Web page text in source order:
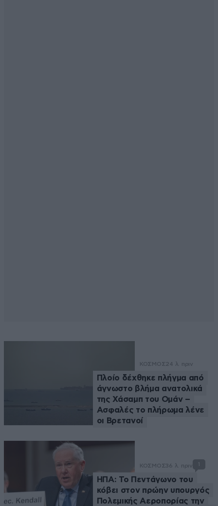
ΚΟΣΜΟΣ24 λ. πριν
Πλοίο δέχθηκε πλήγμα από
άγνωστο βλήμα ανατολικά
της Χάσαμπ του Ομάν –
Ασφαλές το πλήρωμα λένε
οι Βρετανοί
ΚΟΣΜΟΣ36 λ. πριν
ΗΠΑ: Το Πεντάγωνο του
κόβει στον πρώην υπουργός
Πολεμικής Αεροπορίας την